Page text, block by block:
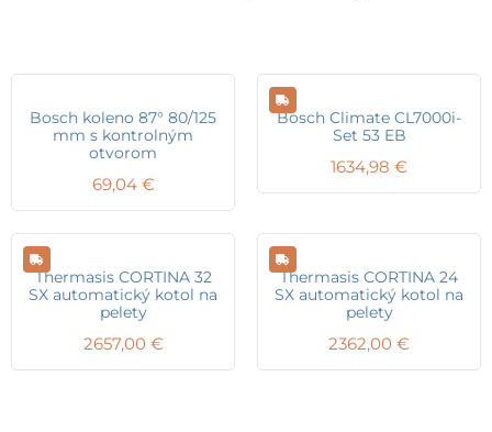
Bosch koleno 87° 80/125
mm s kontrolným
otvorom
69,04 €
Bosch Climate CL7000i-
Set 53 EB
1634,98 €
Thermasis CORTINA 32
SX automatický kotol na
pelety
2657,00 €
Thermasis CORTINA 24
SX automatický kotol na
pelety
2362,00 €